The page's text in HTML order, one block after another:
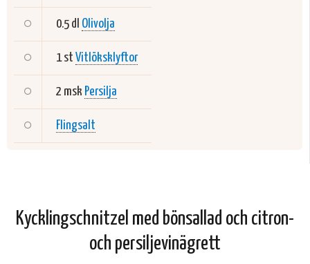
0.5 dl Olivolja
1 st Vitlöksklyftor
2 msk Persilja
Flingsalt
Kycklingschnitzel med bönsallad och citron-
och persiljevinägrett